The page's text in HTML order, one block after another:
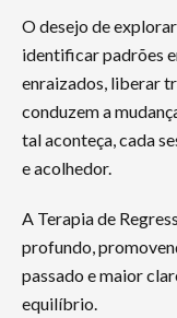
O desejo de
identificar padrões
enraizados, liberar
conduzem a
tal aconteça, cada
e acolhedor.
A Terapia de
profundo,
passado e maior
equilíbrio.